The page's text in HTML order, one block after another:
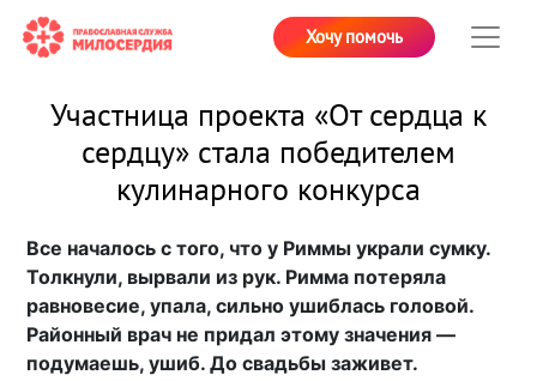
Хочу помочь
Участница проекта «От сердца к
сердцу» стала победителем
кулинарного конкурса
Все началось с того, что у Риммы украли сумку.
Толкнули, вырвали из рук. Римма потеряла
равновесие, упала, сильно ушиблась головой.
Районный врач не придал этому значения —
подумаешь, ушиб. До свадьбы заживет.